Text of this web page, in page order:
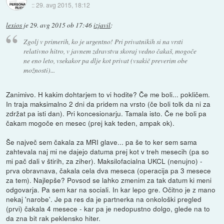
::29. avg 2015, 18:12
lexios je 29. avg 2015 ob 17:46izjavil:
Zgolj v primerih, ko je urgentno! Pri privatnikih si na vrsti
relativno hitro, v javnem zdravstvu skoraj vedno čakaš, mogoče
ne eno leto, vsekakor pa dlje kot privat (vsakič preverim obe
možnosti)...
Zanimivo. H kakim dohtarjem to vi hodite? Če me boli... pokličem.
In traja maksimalno 2 dni da pridem na vrsto (če boli tolk da ni za
zdržat pa isti dan). Pri koncesionarju. Tamala isto. Če ne boli pa
čakam mogoče en mesec (prej kak teden, ampak ok).
Še največ sem čakala za MRI glave... pa še to ker sem sama
zahtevala naj mi ne dajejo datuma prej kot v treh mesecih (pa so
mi pač dali v štirih, za ziher). Maksilofacialna UKCL (nenujno) -
prva obravnava, čakala cela dva meseca (operacija pa 3 mesece
za tem). Najlepše? Povsod se lahko zmenim za tak datum ki meni
odgovarja. Pa sem kar na sociali. In kar lepo gre. Očitno je z mano
nekaj 'narobe'. Je pa res da je partnerka na onkološki pregled
(prvi) čakala 4 mesece - kar pa je nedopustno dolgo, glede na to
da zna bit rak peklensko hiter.